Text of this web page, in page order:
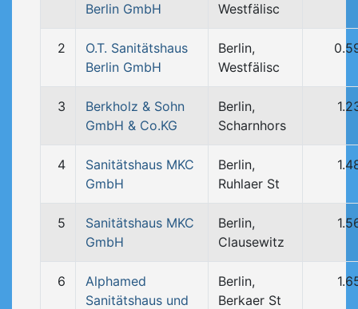
Berlin GmbH
Westfälisc
2
O.T. Sanitätshaus
Berlin GmbH
Berlin,
Westfälisc
3
Berkholz & Sohn
GmbH & Co.KG
Berlin,
Scharnhors
4
Sanitätshaus MKC
GmbH
Berlin,
Ruhlaer St
5
Sanitätshaus MKC
GmbH
Berlin,
Clausewitz
6
Alphamed
Sanitätshaus und
Berlin,
Berkaer St